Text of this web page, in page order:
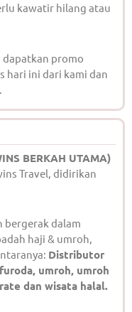
kawatir hilang atau
dapatkan promo
hari ini dari kami dan
BERKAH UTAMA)
Travel, didirikan
bergerak dalam
haji & umroh,
Distributor
umroh, umroh
dan wisata halal.